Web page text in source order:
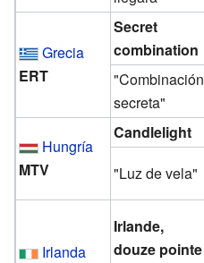
Grecia
ERT
Secret
combination
"Combinación
secreta"
Hungría
MTV
Candlelight
"Luz de vela"
Irlanda
Irlande,
douze pointe